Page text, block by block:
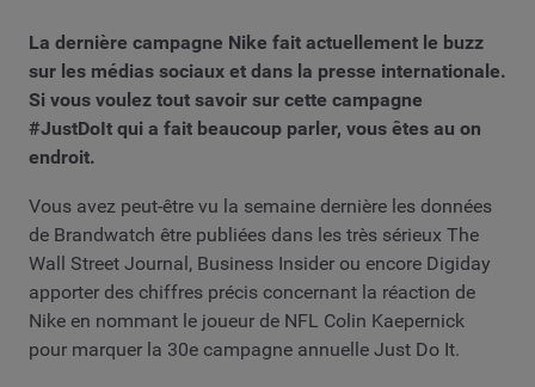
La dernière campagne Nike fait actuellement le buzz
sur les médias sociaux et dans la presse internationale.
Si vous voulez tout savoir sur cette campagne
#JustDoIt qui a fait beaucoup parler, vous êtes au on
endroit.
Vous avez peut-être vu la semaine dernière les données
de Brandwatch être publiées dans les très sérieux The
Wall Street Journal, Business Insider ou encore Digiday
apporter des chiffres précis concernant la réaction de
Nike en nommant le joueur de NFL Colin Kaepernick
pour marquer la 30e campagne annuelle Just Do It.